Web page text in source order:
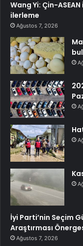
Wang Yi: Çin-
ilerleme
Ağustos 7, 2026
İyi Parti’nin Seçim
Araştırması
Ağustos 7, 2026